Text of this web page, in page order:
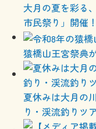
大月の夏を彩る
市民祭り」開催
猿橋山王宮祭典
夏休みは大月の
り・渓流釣りツ